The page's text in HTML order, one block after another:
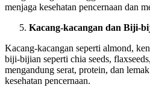
menjaga kesehatan pencernaan dan
Kacang-kacangan dan Biji-
Kacang-kacangan seperti almond,
biji-bijian seperti chia seeds,
mengandung serat, protein, dan
kesehatan pencernaan.